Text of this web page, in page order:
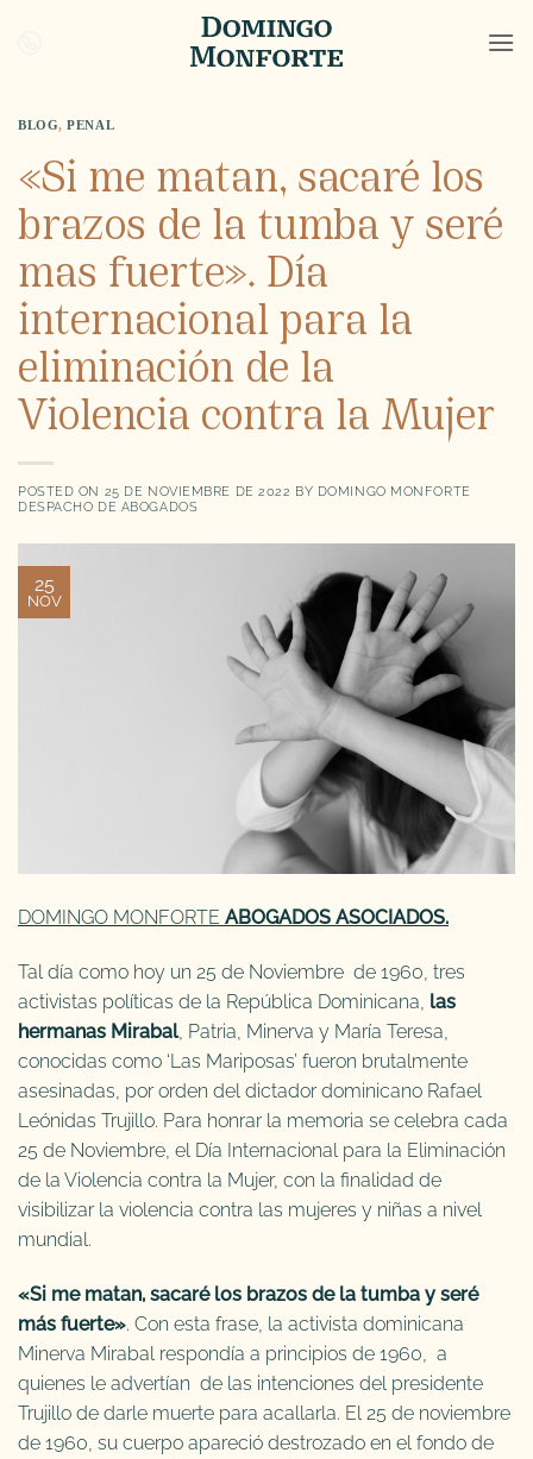
BLOG,PENAL
«Si me matan, sacaré los
brazos de la tumba y seré
mas fuerte». Día
internacional para la
eliminación de la
Violencia contra la Mujer
POSTED ON 25 DE NOVIEMBRE DE 2022 BY DOMINGO MONFORTE
DESPACHO DE ABOGADOS
25
NOV
DOMINGO MONFORTE ABOGADOS ASOCIADOS.
Tal día como hoy un 25 de Noviembre de 1960, tres
activistas políticas de la República Dominicana, las
hermanas Mirabal, Patria, Minerva y María Teresa,
conocidas como ‘Las Mariposas’ fueron brutalmente
asesinadas, por orden del dictador dominicano Rafael
Leónidas Trujillo. Para honrar la memoria se celebra cada
25 de Noviembre, el Día Internacional para la Eliminación
de la Violencia contra la Mujer, con la finalidad de
visibilizar la violencia contra las mujeres y niñas a nivel
mundial.
«Si me matan, sacaré los brazos de la tumba y seré
más fuerte». Con esta frase, la activista dominicana
Minerva Mirabal respondía a principios de 1960, a
quienes le advertían de las intenciones del presidente
Trujillo de darle muerte para acallarla. El 25 de noviembre
de 1960, su cuerpo apareció destrozado en el fondo de